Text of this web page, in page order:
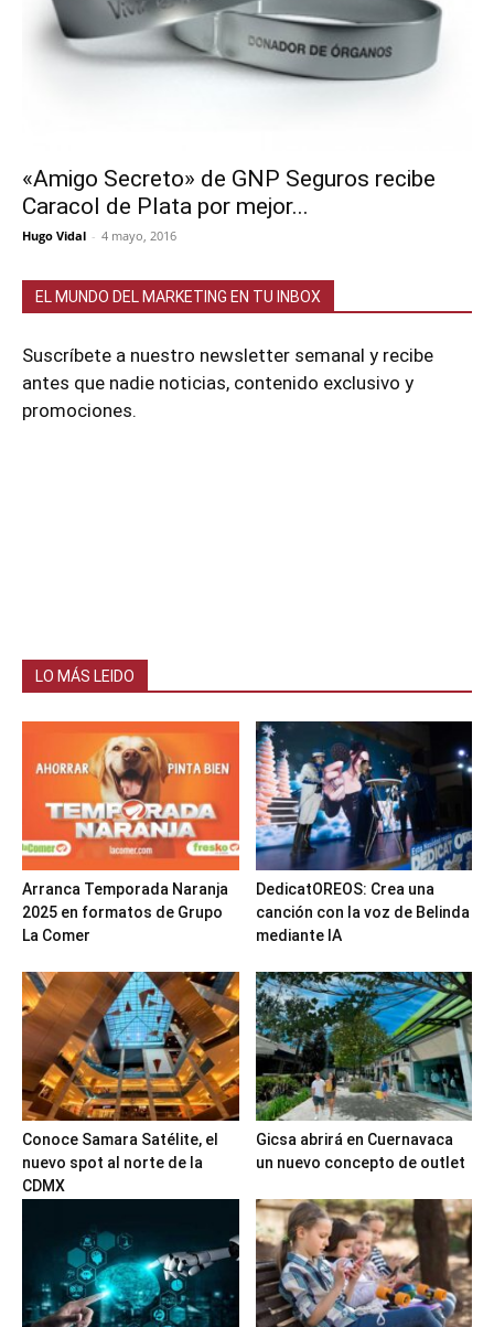
«Amigo Secreto» de GNP Seguros recibe
Caracol de Plata por mejor...
Hugo Vidal - 4 mayo, 2016
EL MUNDO DEL MARKETING EN TU INBOX
Suscríbete a nuestro newsletter semanal y recibe
antes que nadie noticias, contenido exclusivo y
promociones.
LO MÁS LEIDO
Arranca Temporada Naranja
2025 en formatos de Grupo
La Comer
DedicatOREOS: Crea una
canción con la voz de Belinda
mediante IA
Conoce Samara Satélite, el
nuevo spot al norte de la
CDMX
Gicsa abrirá en Cuernavaca
un nuevo concepto de outlet